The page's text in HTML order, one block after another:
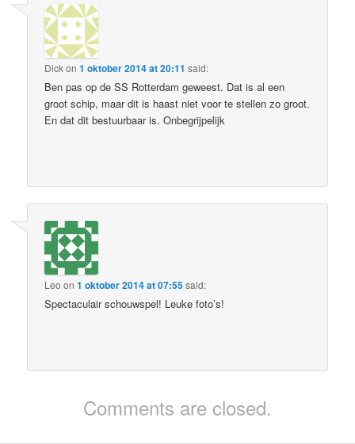
Dickon1 oktober 2014 at 20:11 said:
Ben pas op de SS Rotterdam geweest. Dat is al een
groot schip, maar dit is haast niet voor te stellen zo groot.
En dat dit bestuurbaar is. Onbegrijpelijk
Leo on1 oktober 2014 at 07:55said:
Spectaculair schouwspel! Leuke foto’s!
Comments are closed.